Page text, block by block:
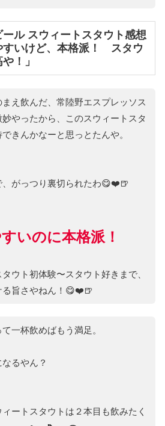
ール スウィートスタウト感想
すいけど、本格派！ スタウ
！」
まえ飲んだ、常陸野エスプレッソス
妙やったから、このスウィートスタ
きんかなーと思っとたんや。
、がっつり裏切られたわ😋❤️🍺
いのに本格派！
ウト初体験〜スタウト好きまで、
る旨さやねん！😋❤️🍺
一杯飲めばもう満足。
るやん？
ートスタウトは２本目も飲みたく